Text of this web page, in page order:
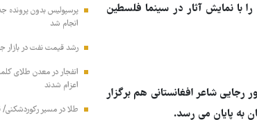
فیلم عمار، از ۱۸ دی کار خود را با نمایش آثار در سینما فلسطین
شاعر افغانستانی هم برگزار
به پایان می رسد.
انجام شد
رشد قیمت نفت در بازار جهانی/ برنت
انفجار در معدن طلای
اعزام شدند
طلا در مسیر رکوردشکنی/ قیمت جهانی